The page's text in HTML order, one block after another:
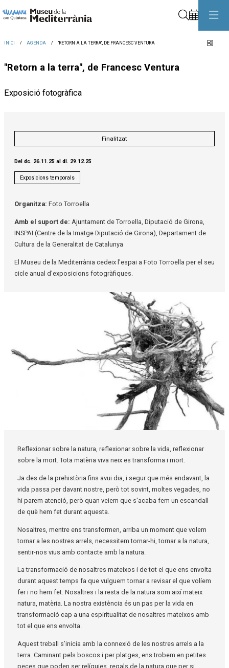
INICI AGENDA "RETORN A LA TERRA", DE FRANCESC VENTURA
"Retorn a la terra", de Francesc Ventura
Exposició fotogràfica
Finalitzat
Del dc. 26.11.25 al dl. 29.12.25
Exposicions temporals
Organitza: Foto Torroella
Amb el suport de: Ajuntament de Torroella, Diputació de Girona,
INSPAI (Centre de la Imatge Diputació de Girona), Departament de
Cultura de la Generalitat de Catalunya
El Museu de la Mediterrània cedeix l'espai a Foto Torroella per el seu
cicle anual d'exposicions fotogràfiques.
Reflexionar sobre la natura, reflexionar sobre la vida, reflexionar
sobre la mort. Tota matèria viva neix es transforma i mort.
Ja des de la prehistòria fins avui dia, i segur que més endavant, la
vida passa per davant nostre, però tot sovint, moltes vegades, no
hi parem atenció, però quan veiem que s'acaba fem un escandall
de què hem fet durant aquesta.
Nosaltres, mentre ens transformen, arriba un moment que volem
tornar a les nostres arrels, necessitem tornar-hi, tornar a la natura,
sentir-nos vius amb contacte amb la natura.
La transformació de nosaltres mateixos i de tot el que ens envolta
durant aquest temps fa que vulguem tornar a revisar el que volíem
fer i no hem fet. Nosaltres i la resta de la natura som així mateix
natura, matèria. La nostra existència és un pas per la vida en
transformació cap a una espiritualitat de nosaltres mateixos amb
tot el que ens envolta.
Aquest treball s’inicia amb la connexió de les nostres arrels a la
terra. Caminant pels boscos i per platges, ens trobem en petites
peces que poden ser relíquies, regals de la natura que per si